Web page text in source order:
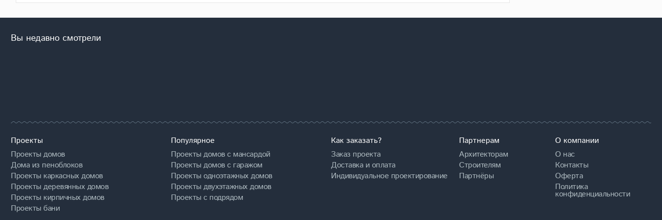
Вы недавно смотрели
Проекты
Проекты домов
Дома из пеноблоков
Проекты каркасных домов
Проекты деревянных домов
Проекты кирпичных домов
Проекты бани
Популярное
Проекты домов с мансардой
Проекты домов с гаражом
Проекты одноэтажных домов
Проекты двухэтажных домов
Проекты с подрядом
Как заказать?
Заказ проекта
Доставка и оплата
Индивидуальное проектирование
Партнерам
Архитекторам
Строителям
Партнёры
О компании
О нас
Контакты
Оферта
Политика
конфиденциальности